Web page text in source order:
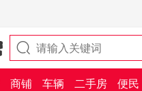
商铺 车辆 二手房 便民